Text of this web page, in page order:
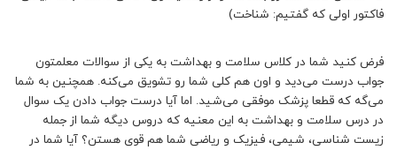
فاکتور اولی که گفتیم: شناخت)
فرض کنید شما در کلاس سلامت و بهداشت به یکی از سوالات معلمتون
جواب درست می‌دید و اون هم کلی شما رو تشویق می‌کنه. همچنین به شما
می‌گه که قطعا پزشک موفقی می‌شید. اما آیا درست جواب دادن یک سوال
در درس سلامت و بهداشت به این معنیه که دروس دیگه شما از جمله
زیست شناسی، شیمی، فیزیک و ریاضی شما هم قوی هستن؟ آیا شما در